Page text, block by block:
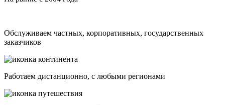
Обслуживаем частных, корпоративных, государственных
заказчиков
Работаем дистанционно, с любыми регионами